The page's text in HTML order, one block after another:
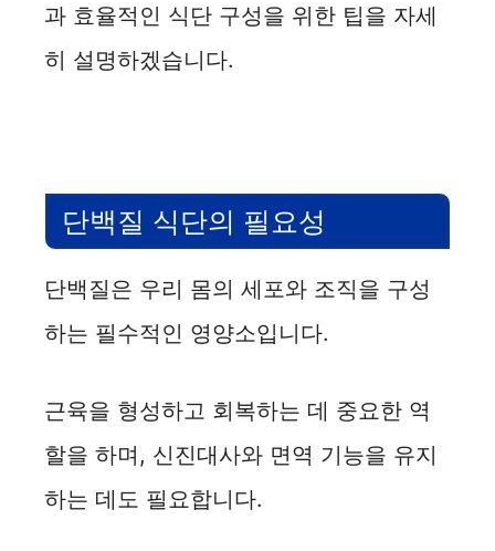
과 효율적인 식단 구성을 위한 팁을 자세
히 설명하겠습니다.
단백질 식단의 필요성
단백질은 우리 몸의 세포와 조직을 구성
하는 필수적인 영양소입니다.
근육을 형성하고 회복하는 데 중요한 역
할을 하며, 신진대사와 면역 기능을 유지
하는 데도 필요합니다.